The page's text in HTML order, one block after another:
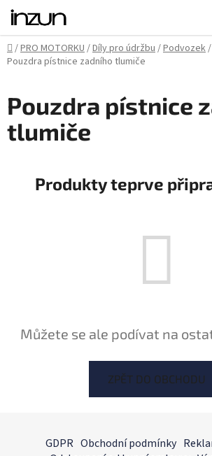
Přejít
obsah
Domů
/PRO MOTORKU/Díly pro údržbu/Podvozek/
Pouzdra pístnice zadního tlumiče
Pouzdra pístnice
tlumiče
Produkty teprve
Můžete se ale podívat na
ZPĚT DO OBCHODU
GDPR Obchodní podmínky